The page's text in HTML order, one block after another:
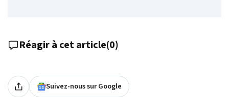
Réagir à cet article(0)
Suivez-nous sur Google